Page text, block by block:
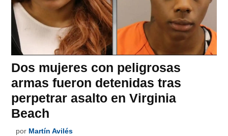
Dos mujeres con peligrosas
armas fueron detenidas tras
perpetrar asalto en Virginia
Beach
por Martín Avilés